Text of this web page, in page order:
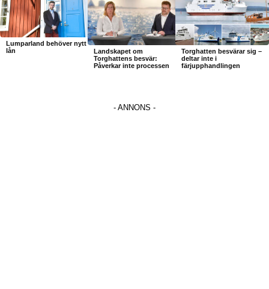
Lumparland behöver nytt
lån
Landskapet om
Torghattens besvär:
Påverkar inte processen
Torghatten besvärar sig –
deltar inte i
färjupphandlingen